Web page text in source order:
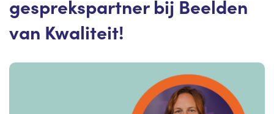
gesprekspartner bij Beelden
van Kwaliteit!